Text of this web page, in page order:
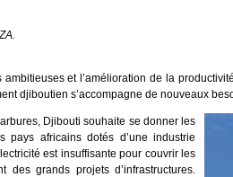
ambitieuses et l’amélioration de la
djiboutien s’accompagne de nouveaux
Djibouti souhaite se donner les
pays africains dotés d’une industrie
est insuffisante pour couvrir les
des grands projets d’infrastructures.